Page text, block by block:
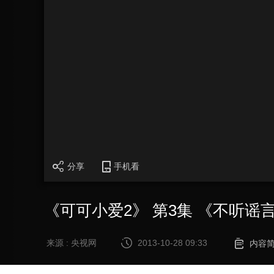
分享 手机看
《可可小爱2》 第3集 《不听谣言
来源 : 央视网 2013-10-28 09:33 内容